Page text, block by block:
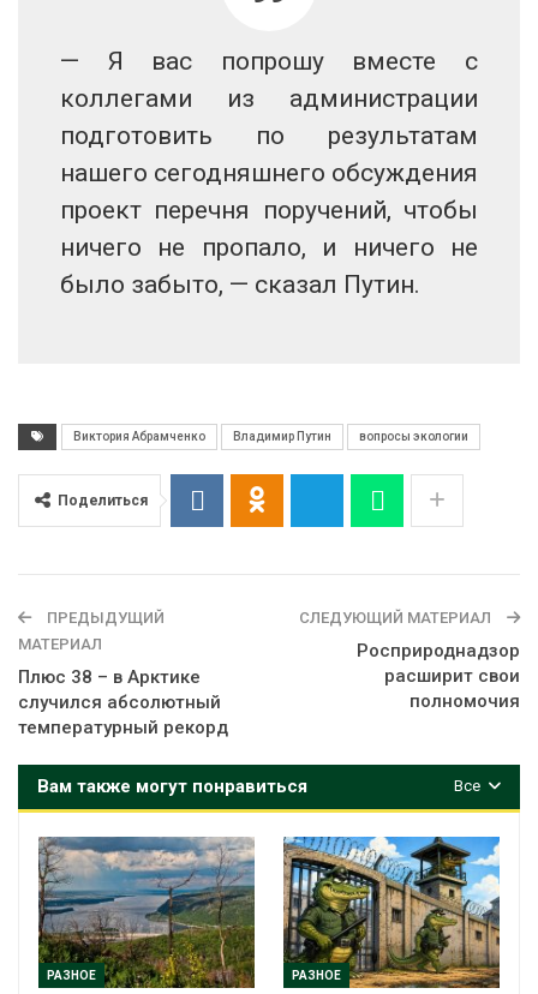
— Я вас попрошу вместе с
коллегами из администрации
подготовить по результатам
нашего сегодняшнего обсуждения
проект перечня поручений, чтобы
ничего не пропало, и ничего не
было забыто, — сказал Путин.
Виктория Абрамченко Владимир Путин вопросы экологии
Поделиться
ПРЕДЫДУЩИЙ
МАТЕРИАЛ
Плюс 38 – в Арктике
случился абсолютный
температурный рекорд
СЛЕДУЮЩИЙ МАТЕРИАЛ
Росприроднадзор
расширит свои
полномочия
Все
Вам также могут понравиться
РАЗНОЕ РАЗНОЕ